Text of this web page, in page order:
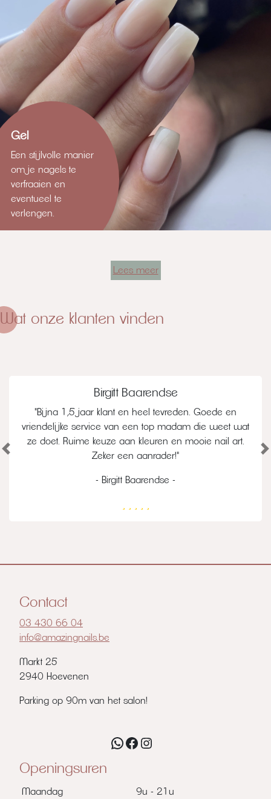
Gel
Een stijlvolle manier
om je nagels te
verfraaien en
eventueel te
verlengen.
Lees meer
Wat onze klanten vinden
Birgitt Baarendse
"Bijna 1,5 jaar klant en heel tevreden. Goede en
vriendelijke service van een top madam die weet wat
ze doet. Ruime keuze aan kleuren en mooie nail art.
Zeker een aanrader!"
- Birgitt Baarendse -
Vorige
Contact
03 430 66 04
info@amazingnails.be
Markt 25
2940 Hoevenen
Parking op 90m van het salon!
WhatsApp
Facebook
Instagram
Openingsuren
Maandag 9u - 21u